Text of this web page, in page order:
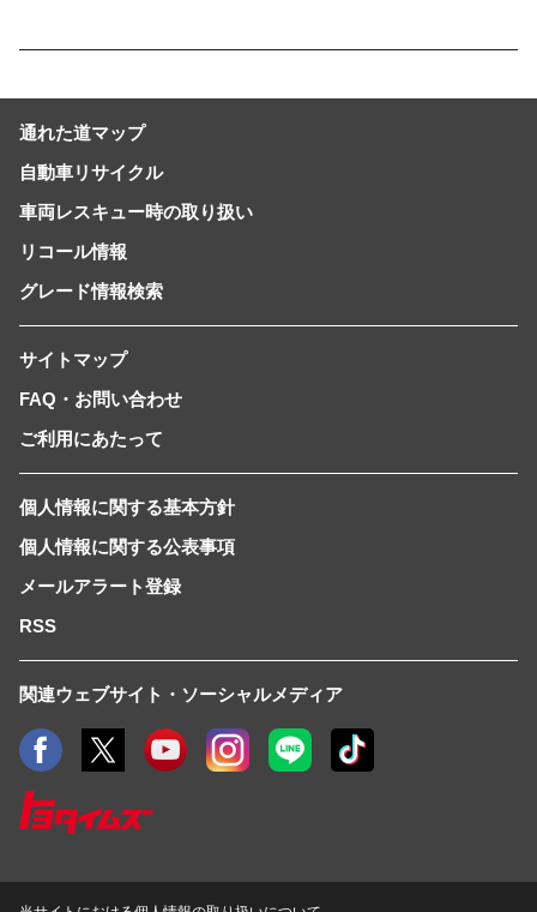
通れた道マップ
自動車リサイクル
車両レスキュー時の取り扱い
リコール情報
グレード情報検索
サイトマップ
FAQ・お問い合わせ
ご利用にあたって
個人情報に関する基本方針
個人情報に関する公表事項
メールアラート登録
RSS
関連ウェブサイト・ソーシャルメディア